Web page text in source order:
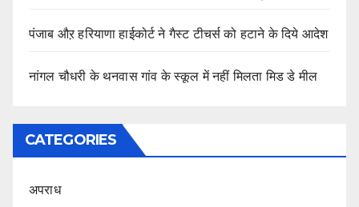
पंजाब औऱ हरियाणा हाईकोर्ट ने गैस्ट टीचर्स को हटाने के दिये आदेश
नांगल चौधरी के थनवास गांव के स्कूल में नहीं मिलता मिड डे मील
CATEGORIES
अपराध